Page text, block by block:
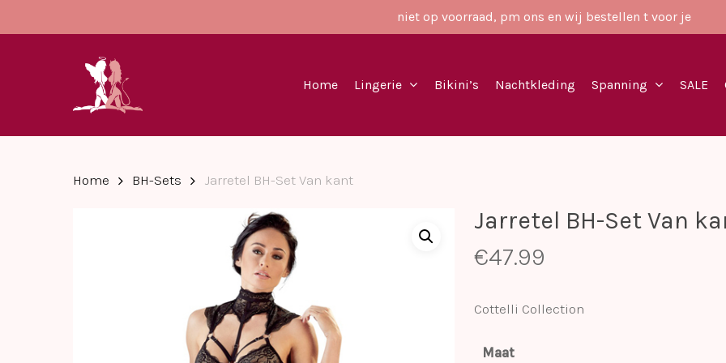
niet op voorraad, pm ons en wij bestellen t voor je
Home Lingerie Bikini’s Nachtkleding Spanning SALE
Home BH-Sets Jarretel BH-Set Van kant
Jarretel BH-Set Van
€47.99
Cottelli Collection
Maat